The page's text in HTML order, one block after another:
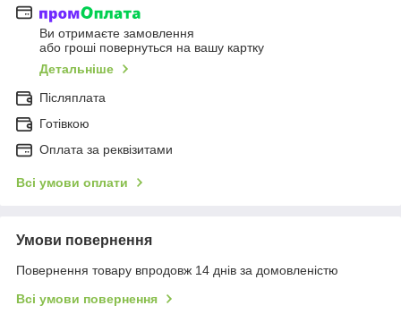
Ви отримаєте замовлення
або гроші повернуться на вашу картку
Детальніше
Післяплата
Готівкою
Оплата за реквізитами
Всі умови оплати
Умови повернення
Повернення товару впродовж 14 днів за домовленістю
Всі умови повернення